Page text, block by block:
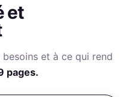
et
et à ce qui rend
pages.